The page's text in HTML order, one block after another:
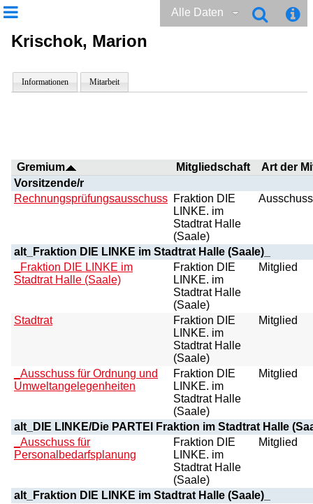
Alle Daten
Krischok, Marion
Informationen Mitarbeit
Gremium Mitgliedschaft
Art der
Vorsitzende/r
Rechnungsprüfungsausschuss Fraktion DIE
LINKE. im
Stadtrat Halle
(Saale)
alt_Fraktion DIE LINKE im Stadtrat Halle (Saale)_
_Fraktion DIE LINKE im
Stadtrat Halle (Saale)
Fraktion DIE
LINKE. im
Stadtrat Halle
(Saale)
Mitglied
Stadtrat
Fraktion DIE
LINKE. im
Stadtrat Halle
(Saale)
Mitglied
_Ausschuss für Ordnung und
Umweltangelegenheiten
Fraktion DIE
LINKE. im
Stadtrat Halle
(Saale)
Mitglied
alt_DIE LINKE/Die PARTEI Fraktion im Stadtrat Halle
_Ausschuss für
Personalbedarfsplanung
Fraktion DIE
LINKE. im
Stadtrat Halle
(Saale)
Mitglied
alt_Fraktion DIE LINKE im Stadtrat Halle (Saale)_